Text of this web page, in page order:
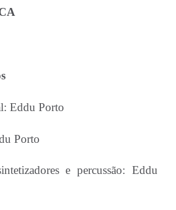
Eddu Porto
Porto
e percussão: Eddu